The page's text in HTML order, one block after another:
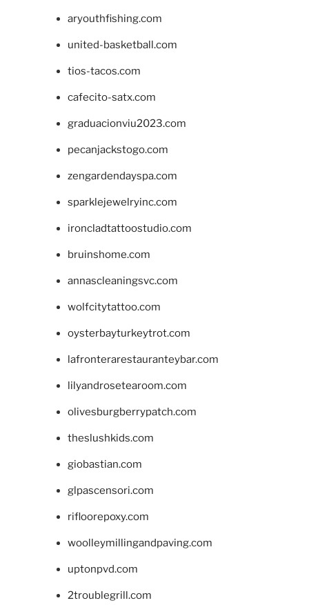
aryouthfishing.com
united-basketball.com
tios-tacos.com
cafecito-satx.com
graduacionviu2023.com
pecanjackstogo.com
zengardendayspa.com
sparklejewelryinc.com
ironcladtattoostudio.com
bruinshome.com
annascleaningsvc.com
wolfcitytattoo.com
oysterbayturkeytrot.com
lafronterarestauranteybar.com
lilyandrosetearoom.com
olivesburgberrypatch.com
theslushkids.com
giobastian.com
glpascensori.com
rifloorepoxy.com
woolleymillingandpaving.com
uptonpvd.com
2troublegrill.com